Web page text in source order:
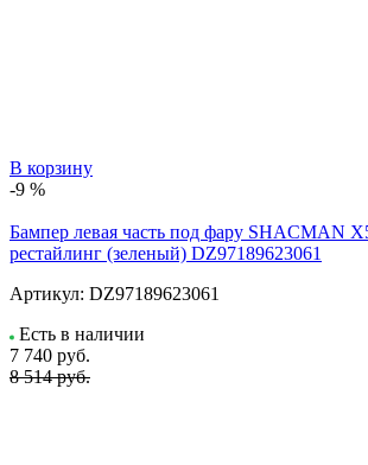
В корзину
-9 %
Бампер левая часть под фару SHACMAN
рестайлинг (зеленый) DZ97189623061
Артикул: DZ97189623061
Есть в наличии
7 740 руб.
8 514 руб.